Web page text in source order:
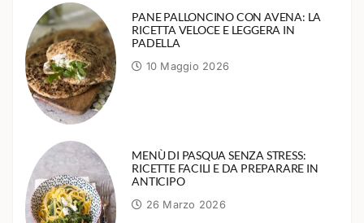
PANE PALLONCINO CON AVENA: LA
RICETTA VELOCE E LEGGERA IN
PADELLA
10 Maggio 2026
MENÙ DI PASQUA SENZA STRESS:
RICETTE FACILI E DA PREPARARE IN
ANTICIPO
26 Marzo 2026